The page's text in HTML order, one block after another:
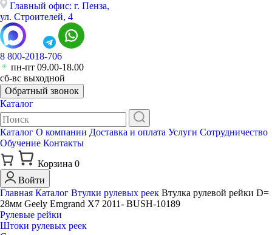
Главный офис: г. Пенза,
ул. Строителей, 4
8 800-2018-706
пн-пт 09.00-18.00
сб-вс выходной
Обратный звонок
Каталог
Каталог О компании Доставка и оплата Услуги Сотрудничество
Обучение Контакты
Корзина 0
Войти
Главная Каталог Втулки рулевых реек Втулка рулевой рейки D=
28мм Geely Emgrand X7 2011- BUSH-10189
Рулевые рейки
Штоки рулевых реек